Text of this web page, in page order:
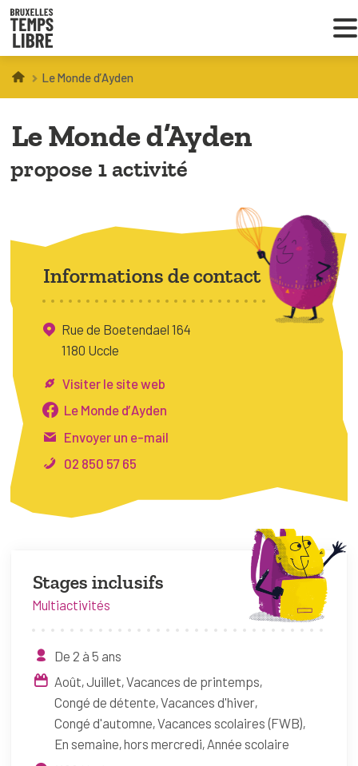
Infos parents
Droit au loisir
Coordinations ATL
VOUS CHERCHEZ DES ACTIVITÉS
À BRUXELLES
Trouver une activité
Espace pro
Le Monde d’Ayden
Le Monde d’Ayden
propose 1 activité
Stages inclusifs
Multiactivités
De 2 à 5 ans
Août Juillet Vacances de printemps
Congé de détente Vacances d'hiver
Congé d'automne Vacances scolaires (FWB)
En semaine, hors mercredi Année scolaire
Informations de contact
Rue de Boetendael 164
1180 Uccle
Visiter le site web
Le Monde d’Ayden
Envoyer un e-mail
02 850 57 65